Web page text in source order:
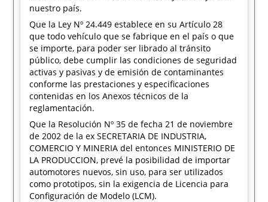
nuestro país.
Que la Ley Nº 24.449 establece en su Artículo 28
que todo vehículo que se fabrique en el país o que
se importe, para poder ser librado al tránsito
público, debe cumplir las condiciones de seguridad
activas y pasivas y de emisión de contaminantes
conforme las prestaciones y especificaciones
contenidas en los Anexos técnicos de la
reglamentación.
Que la Resolución Nº 35 de fecha 21 de noviembre
de 2002 de la ex SECRETARIA DE INDUSTRIA,
COMERCIO Y MINERIA del entonces MINISTERIO DE
LA PRODUCCION, prevé la posibilidad de importar
automotores nuevos, sin uso, para ser utilizados
como prototipos, sin la exigencia de Licencia para
Configuración de Modelo (LCM).